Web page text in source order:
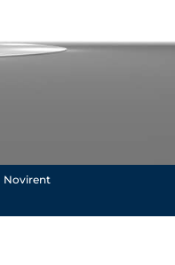
Novirent